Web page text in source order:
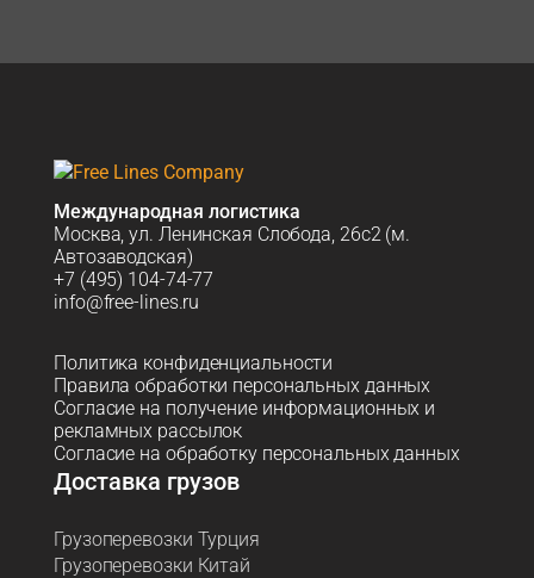
Международная логистика
Москва, ул. Ленинская Слобода, 26с2 (м.
Автозаводская)
+7 (495) 104-74-77
info@free-lines.ru
Политика конфиденциальности
Правила обработки персональных данных
Согласие на получение информационных и
рекламных рассылок
Согласие на обработку персональных данных
Доставка грузов
Грузоперевозки Турция
Грузоперевозки Китай